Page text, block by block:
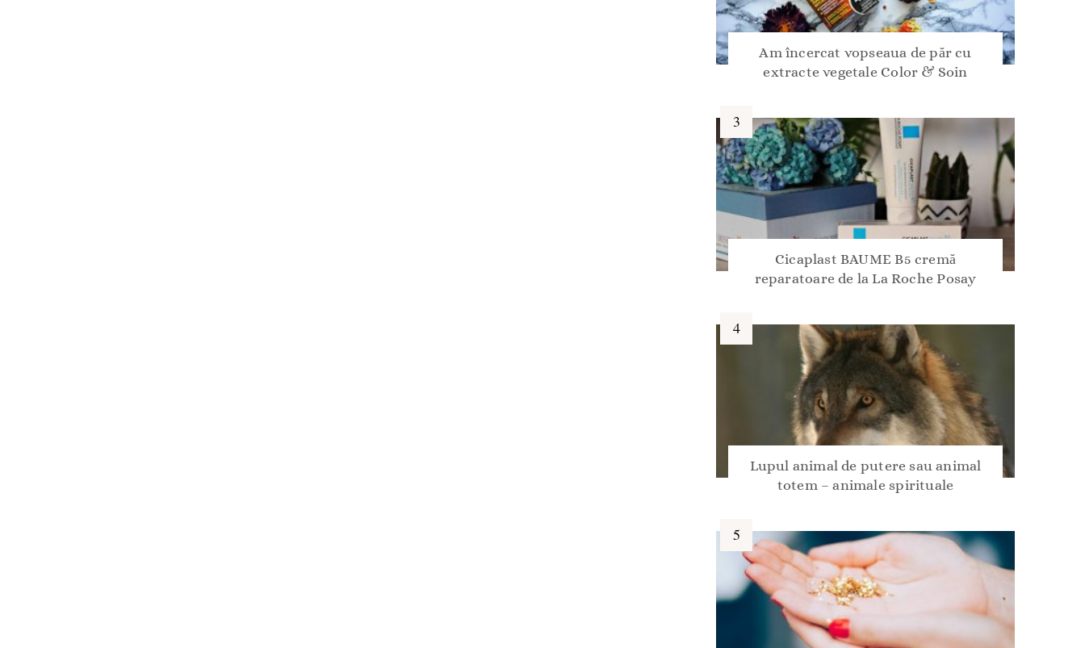
Am încercat vopseaua de păr cu
extracte vegetale Color & Soin
Cicaplast BAUME B5 cremă
reparatoare de la La Roche Posay
Lupul animal de putere sau animal
totem – animale spirituale